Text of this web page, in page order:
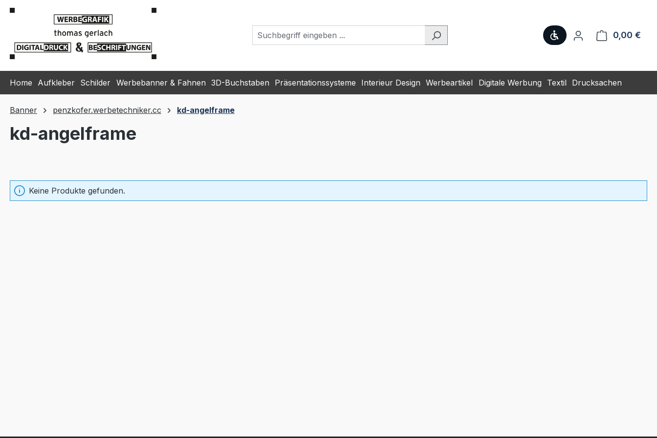
Hauptinhalt springen
Zur Suche springen
Zur Hauptnavigation springen
Werkzeugleiste anzeigen
0,00 €
Home Aufkleber Schilder Werbebanner & Fahnen 3D-Buchstaben Präsentationssysteme Interieur Design Werbeartikel Digitale Werbung Textil Drucksachen
Banner penzkofer.werbetechniker.cc kd-angelframe
kd-angelframe
Keine Produkte gefunden.